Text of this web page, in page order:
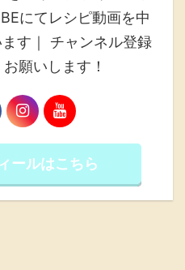
にてレシピ動画を中
す｜ チャンネル登録
願いします！
ールはこちら